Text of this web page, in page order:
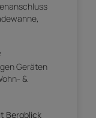
Geräten
&
Bergblick